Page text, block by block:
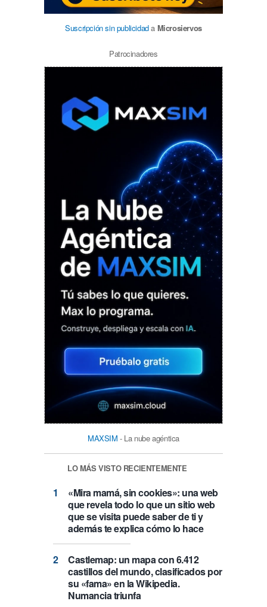
Suscripción sin publicidada Microsiervos
Patrocinadores
MAXSIM - La nube agéntica
LO MÁS VISTO RECIENTEMENTE
«Mira mamá, sin cookies»: una web
que revela todo lo que un sitio web
que se visita puede saber de ti y
además te explica cómo lo hace
Castlemap: un mapa con 6.412
castillos del mundo, clasificados por
su «fama» en la Wikipedia.
Numancia triunfa